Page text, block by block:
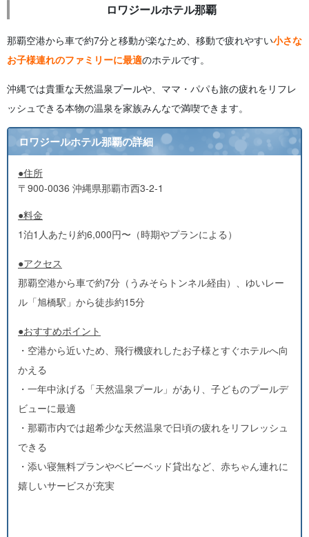
ロワジールホテル那覇
那覇空港から車で約7分と移動が楽なため、移動で疲れやすい小さな
お子様連れのファミリーに最適のホテルです。
沖縄では貴重な天然温泉プールや、ママ・パパも旅の疲れをリフレ
ッシュできる本物の温泉を家族みんなで満喫できます。
ロワジールホテル那覇の詳細
●住所
〒900-0036 沖縄県那覇市西3-2-1
●料金
1泊1人あたり約6,000円〜（時期やプランによる）
●アクセス
那覇空港から車で約7分（うみそらトンネル経由）、ゆいレー
ル「旭橋駅」から徒歩約15分
●おすすめポイント
・空港から近いため、飛行機疲れしたお子様とすぐホテルへ向
かえる
・一年中泳げる「天然温泉プール」があり、子どものプールデ
ビューに最適
・那覇市内では超希少な天然温泉で日頃の疲れをリフレッシュ
できる
・添い寝無料プランやベビーベッド貸出など、赤ちゃん連れに
嬉しいサービスが充実